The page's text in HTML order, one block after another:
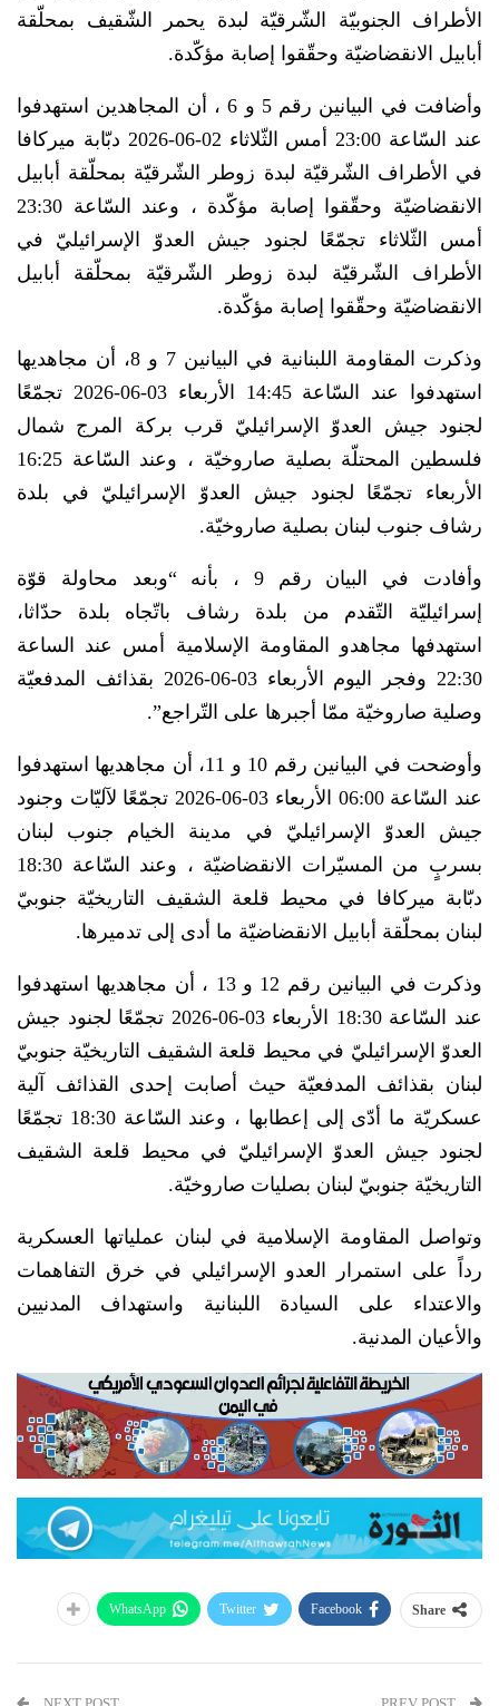
الأطراف الجنوبيّة الشّرقيّة لبدة يحمر الشّقيف بمحلّقة
أبابيل الانقضاضيّة وحقّقوا إصابة مؤكّدة.
وأضافت في البيانين رقم 5 و 6 ، أن المجاهدين استهدفوا
عند السّاعة 23:00 أمس الثّلاثاء 02-06-2026‏ دبّابة ميركافا
في الأطراف الشّرقيّة لبدة زوطر الشّرقيّة بمحلّقة أبابيل
الانقضاضيّة وحقّقوا إصابة مؤكّدة ، وعند السّاعة 23:30
أمس الثّلاثاء تجمّعًا لجنود جيش العدوّ الإسرائيليّ في
الأطراف الشّرقيّة لبدة زوطر الشّرقيّة بمحلّقة أبابيل
الانقضاضيّة وحقّقوا إصابة مؤكّدة.
وذكرت المقاومة اللبنانية في البيانين 7 و 8، أن مجاهديها
استهدفوا عند السّاعة 14:45 الأربعاء 03-06-2026‏ تجمّعًا
لجنود جيش العدوّ الإسرائيليّ قرب بركة المرج شمال
فلسطين المحتلّة بصلية صاروخيّة ، وعند السّاعة 16:25
الأربعاء تجمّعًا لجنود جيش العدوّ الإسرائيليّ في بلدة
رشاف جنوب لبنان بصلية صاروخيّة.
وأفادت في البيان رقم 9 ، بأنه “وبعد محاولة قوّة
إسرائيليّة التّقدم من بلدة رشاف باتّجاه بلدة حدّاثا،
استهدفها مجاهدو المقاومة الإسلامية أمس عند الساعة
22:30 وفجر اليوم الأربعاء 03-06-2026 بقذائف المدفعيّة
وصلية صاروخيّة ممّا أجبرها على التّراجع”.
وأوضحت في البيانين رقم 10 و 11، أن مجاهديها استهدفوا
عند السّاعة 06:00 الأربعاء 03-06-2026‏ تجمّعًا لآليّات وجنود
جيش العدوّ الإسرائيليّ في مدينة الخيام جنوب لبنان
بسربٍ من المسيّرات الانقضاضيّة ، وعند السّاعة 18:30
دبّابة ميركافا في محيط قلعة الشقيف التاريخيّة جنوبيّ
لبنان بمحلّقة أبابيل الانقضاضيّة ما أدى إلى تدميرها.
وذكرت في البيانين رقم 12 و 13 ، أن مجاهديها استهدفوا
عند السّاعة 18:30 الأربعاء 03-06-2026‏ تجمّعًا لجنود جيش
العدوّ الإسرائيليّ في محيط قلعة الشقيف التاريخيّة جنوبيّ
لبنان بقذائف المدفعيّة حيث أصابت إحدى القذائف آلية
عسكريّة ما أدّى إلى إعطابها ، وعند السّاعة 18:30 تجمّعًا
لجنود جيش العدوّ الإسرائيليّ في محيط قلعة الشقيف
التاريخيّة جنوبيّ لبنان بصليات صاروخيّة.
وتواصل المقاومة الإسلامية في لبنان عملياتها العسكرية
رداً على استمرار العدو الإسرائيلي في خرق التفاهمات
والاعتداء على السيادة اللبنانية واستهداف المدنيين
والأعيان المدنية.
Share
Facebook
Twitter
WhatsApp